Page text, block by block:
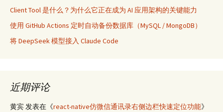
Client Tool 是什么？为什么它正在成为 AI 应用架构的关键能力
使用 GitHub Actions 定时自动备份数据库（MySQL / MongoDB）
将 DeepSeek 模型接入 Claude Code
近期评论
黄宾发表在《react-native仿微信通讯录右侧边栏快速定位功能》